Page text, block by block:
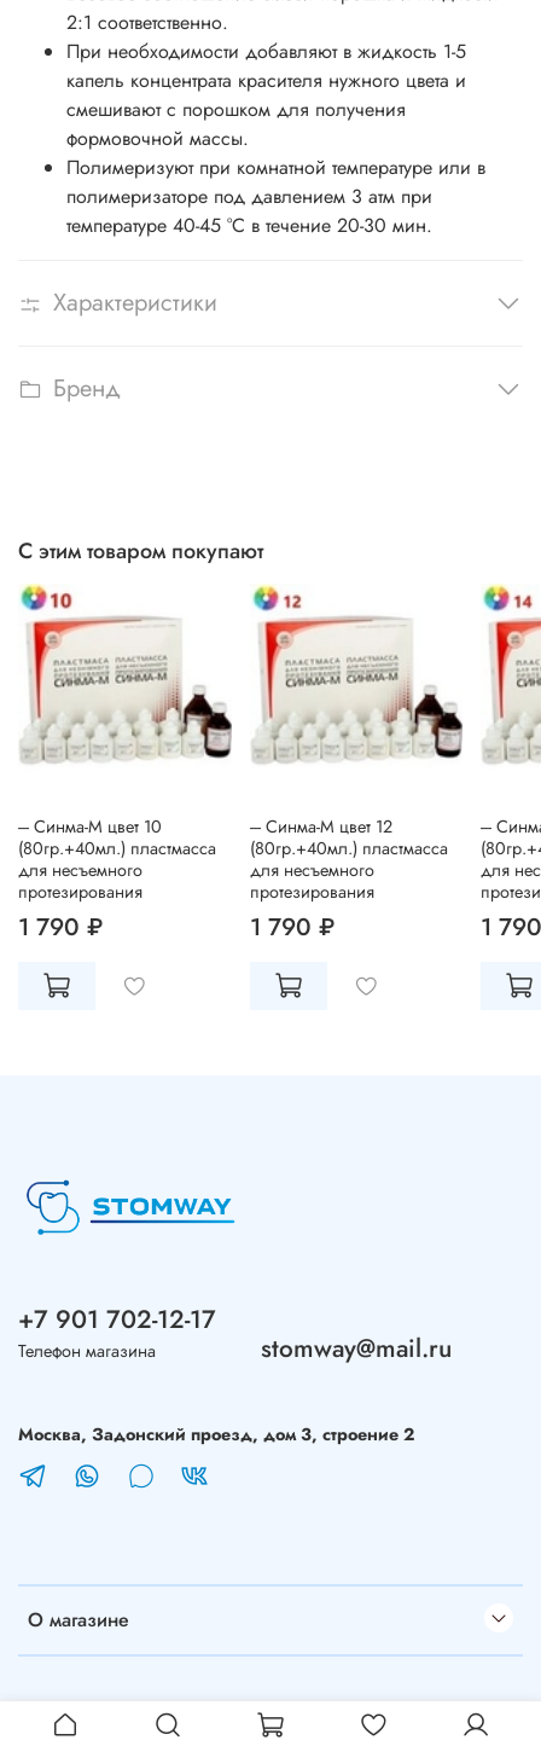
2:1 соответственно.
При необходимости добавляют в жидкость 1-5
капель концентрата красителя нужного цвета и
смешивают с порошком для получения
формовочной массы.
Полимеризуют при комнатной температуре или в
полимеризаторе под давлением 3 атм при
температуре 40-45 °С в течение 20-30 мин.
Характеристики
Бренд
С этим товаром покупают
--- Синма-М цвет 10
(80гр.+40мл.) пластмасса
для несъемного
протезирования
1 790 ₽
--- Синма-М цвет 12
(80гр.+40мл.) пластмасса
для несъемного
протезирования
1 790 ₽
---
для
1
О магазине
+7 901 702-12-17
Телефон магазина stomway@mail.ru
Москва, Задонский проезд, дом 3, строение 2